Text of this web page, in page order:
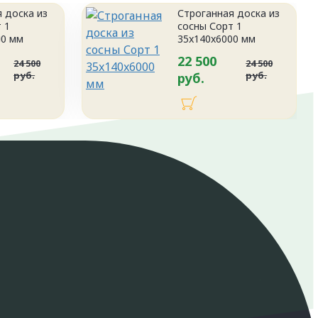
доска из
1
мм
24 500
руб.
Строганная доска из
сосны Сорт 1
35x140x6000 мм
22 500
руб.
24 500
руб.